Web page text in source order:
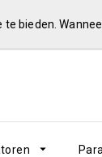
bieden.